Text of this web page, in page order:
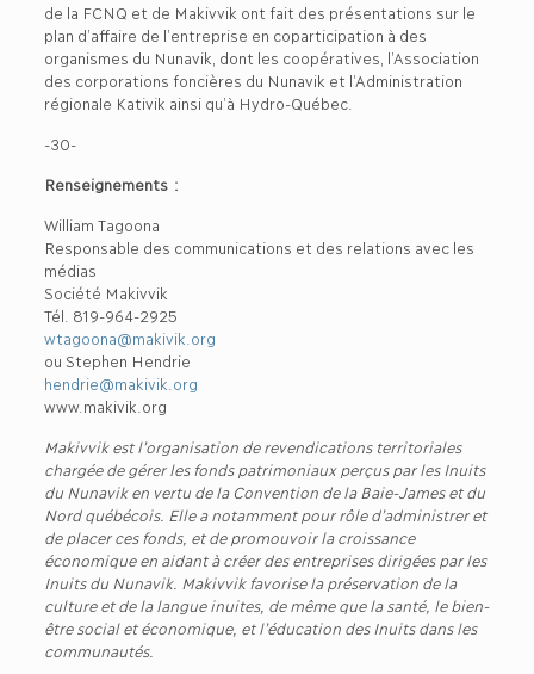
de la FCNQ et de Makivvik ont fait des présentations sur le
plan d’affaire de l’entreprise en coparticipation à des
organismes du Nunavik, dont les coopératives, l’Association
des corporations foncières du Nunavik et l’Administration
régionale Kativik ainsi qu’à Hydro-Québec.
-30-
Renseignements :
William Tagoona
Responsable des communications et des relations avec les
médias
Société Makivvik
Tél. 819-964-2925
wtagoona@makivik.org
ou Stephen Hendrie
hendrie@makivik.org
www.makivik.org
Makivvik est l’organisation de revendications territoriales
chargée de gérer les fonds patrimoniaux perçus par les Inuits
du Nunavik en vertu de la Convention de la Baie-James et du
Nord québécois. Elle a notamment pour rôle d’administrer et
de placer ces fonds, et de promouvoir la croissance
économique en aidant à créer des entreprises dirigées par les
Inuits du Nunavik. Makivvik favorise la préservation de la
culture et de la langue inuites, de même que la santé, le bien-
être social et économique, et l’éducation des Inuits dans les
communautés.